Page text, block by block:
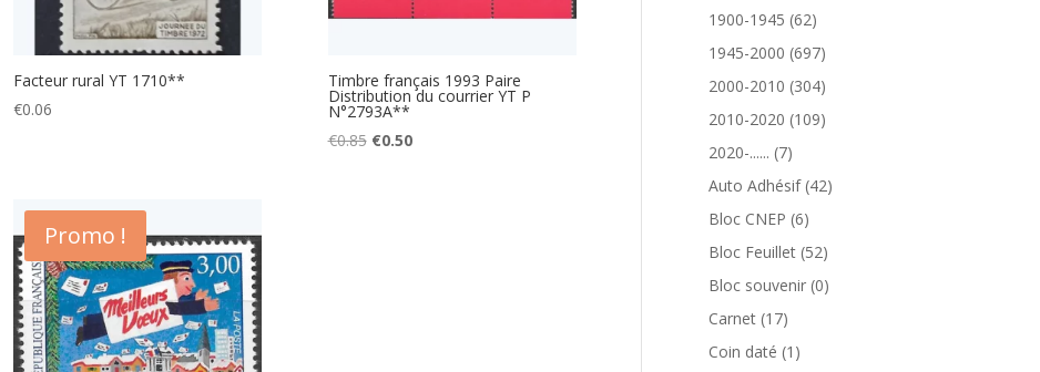
Facteur rural YT 1710**
€0.06
Timbre français 1993 Paire
Distribution du courrier YT P
N°2793A**
€0.85 Le
€0.50Le
Promo !
1900-1945 6262
produits
1945-2000 697697
produits
2000-2010 304304
produits
2010-2020 109109
2020-...... 77
produits
Auto Adhésif 4242
Bloc CNEP 66
produits
Bloc Feuillet 5252
produits
Bloc souvenir 00
Carnet 1717
produits
Coin daté 1 1